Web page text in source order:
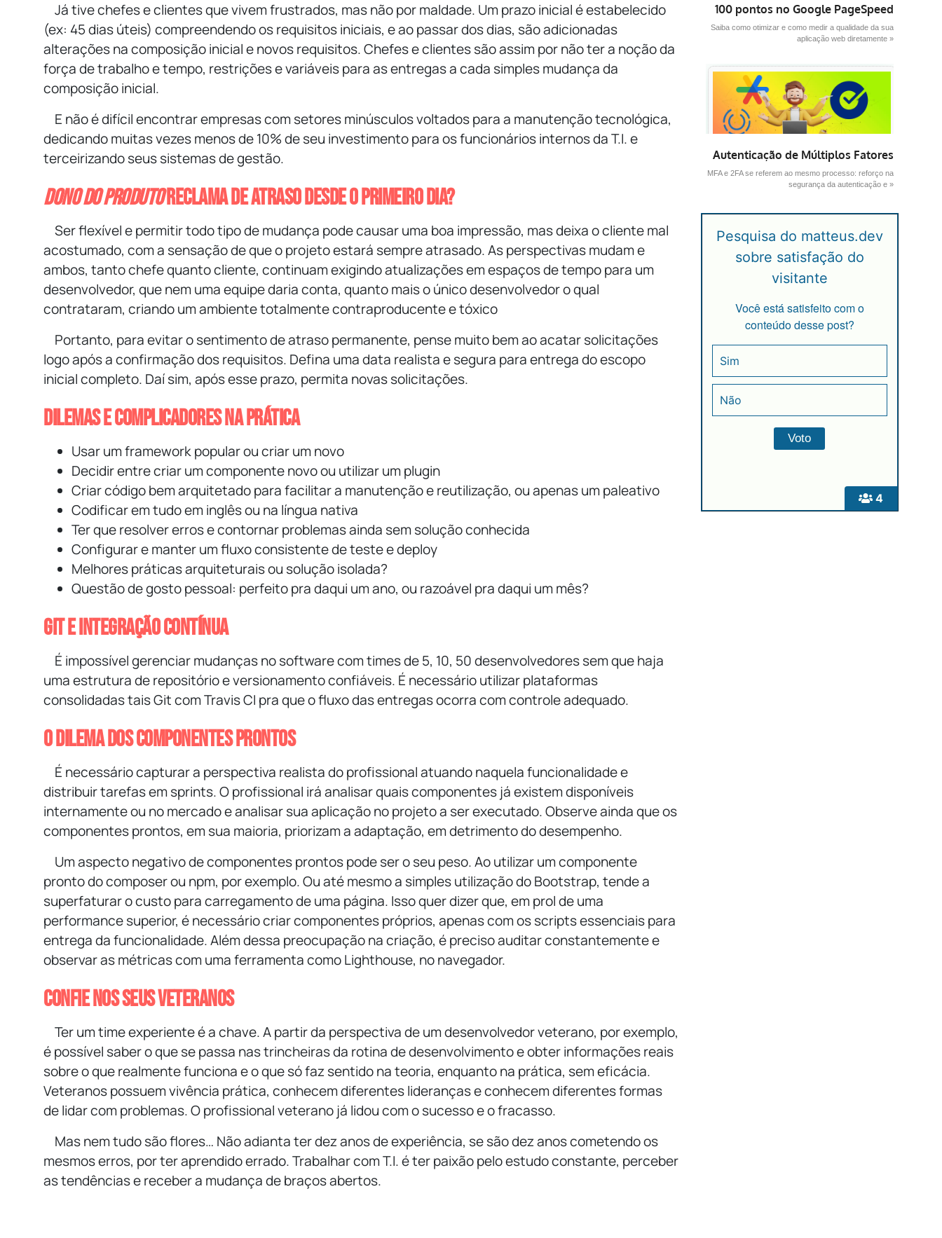
Já tive chefes e clientes que vivem frustrados, mas não por maldade. Um prazo inicial é estabelecido
(ex: 45 dias úteis) compreendendo os requisitos iniciais, e ao passar dos dias, são adicionadas
alterações na composição inicial e novos requisitos. Chefes e clientes são assim por não ter a noção da
força de trabalho e tempo, restrições e variáveis para as entregas a cada simples mudança da
composição inicial.
E não é difícil encontrar empresas com setores minúsculos voltados para a manutenção tecnológica,
dedicando muitas vezes menos de 10% de seu investimento para os funcionários internos da T.I. e
terceirizando seus sistemas de gestão.
Dono do Produtoreclama de atraso desde o primeiro dia?
Ser flexível e permitir todo tipo de mudança pode causar uma boa impressão, mas deixa o cliente mal
acostumado, com a sensação de que o projeto estará sempre atrasado. As perspectivas mudam e
ambos, tanto chefe quanto cliente, continuam exigindo atualizações em espaços de tempo para um
desenvolvedor, que nem uma equipe daria conta, quanto mais o único desenvolvedor o qual
contrataram, criando um ambiente totalmente contraproducente e tóxico
Portanto, para evitar o sentimento de atraso permanente, pense muito bem ao acatar solicitações
logo após a confirmação dos requisitos. Defina uma data realista e segura para entrega do escopo
inicial completo. Daí sim, após esse prazo, permita novas solicitações.
Dilemas e complicadores na prática
Usar um framework popular ou criar um novo
Decidir entre criar um componente novo ou utilizar um plugin
Criar código bem arquitetado para facilitar a manutenção e reutilização, ou apenas um paleativo
Codificar em tudo em inglês ou na língua nativa
Ter que resolver erros e contornar problemas ainda sem solução conhecida
Configurar e manter um fluxo consistente de teste e deploy
Melhores práticas arquiteturais ou solução isolada?
Questão de gosto pessoal: perfeito pra daqui um ano, ou razoável pra daqui um mês?
Git e Integração contínua
É impossível gerenciar mudanças no software com times de 5, 10, 50 desenvolvedores sem que haja
uma estrutura de repositório e versionamento confiáveis. É necessário utilizar plataformas
consolidadas tais Git com Travis CI pra que o fluxo das entregas ocorra com controle adequado.
O dilema dos componentes prontos
É necessário capturar a perspectiva realista do profissional atuando naquela funcionalidade e
distribuir tarefas em sprints. O profissional irá analisar quais componentes já existem disponíveis
internamente ou no mercado e analisar sua aplicação no projeto a ser executado. Observe ainda que os
componentes prontos, em sua maioria, priorizam a adaptação, em detrimento do desempenho.
Um aspecto negativo de componentes prontos pode ser o seu peso. Ao utilizar um componente
pronto docomposerou npm, por exemplo. Ou até mesmo a simples utilização do Bootstrap, tende a
superfaturar o custo para carregamento de uma página. Isso quer dizer que, em prol de uma
performance superior, é necessário criar componentes próprios, apenas com os scripts essenciais para
entrega da funcionalidade. Além dessa preocupação na criação, é preciso auditar constantemente e
observar as métricas com uma ferramenta como Lighthouse, no navegador.
Confie nos seus veteranos
Ter um time experiente é a chave. A partir da perspectiva de um desenvolvedor veterano, por exemplo,
é possível saber o que se passa nas trincheiras da rotina de desenvolvimento e obter informações reais
sobre o que realmente funciona e o que só faz sentido na teoria, enquanto na prática, sem eficácia.
Veteranos possuem vivência prática, conhecem diferentes lideranças e conhecem diferentes formas
de lidar com problemas. O profissional veterano já lidou com o sucesso e o fracasso.
Mas nem tudo são flores… Não adianta ter dez anos de experiência, se são dez anos cometendo os
mesmos erros, por ter aprendido errado. Trabalhar com T.I. é ter paixão pelo estudo constante, perceber
as tendências e receber a mudança de braços abertos.
100 pontos no Google PageSpeed
Saiba como otimizar e como medir a qualidade da sua
aplicação web diretamente »
Autenticação de Múltiplos Fatores
MFA e 2FA se referem ao mesmo processo: reforço na
segurança da autenticação e »
4
Pesquisa do matteus.dev
sobre satisfação do
visitante
Você está satisfeito com o
conteúdo desse post?
Sim
Não